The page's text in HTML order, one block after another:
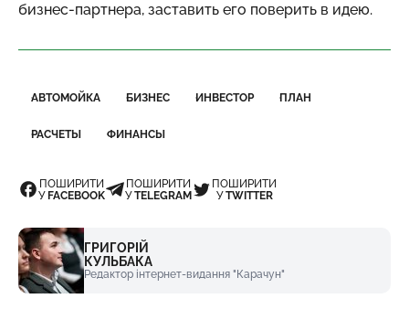
бизнес-партнера, заставить его поверить в идею.
АВТОМОЙКА БИЗНЕС ИНВЕСТОР ПЛАН
РАСЧЕТЫ ФИНАНСЫ
ПОШИРИТИ
У FACEBOOK
ПОШИРИТИ
УTELEGRAM
ПОШИРИТИ
УTWITTER
ГРИГОРІЙ
КУЛЬБАКА
Редактор інтернет-видання "Карачун"